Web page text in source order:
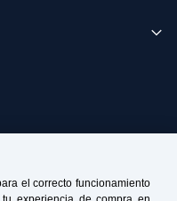
el correcto funcionamiento